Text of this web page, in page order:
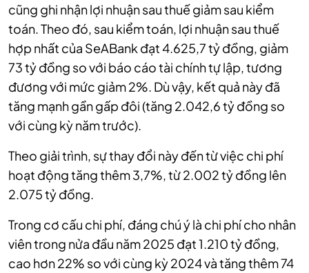
cũng ghi nhận lợi nhuận sau thuế giảm sau kiểm
toán. Theo đó, sau kiểm toán, lợi nhuận sau thuế
hợp nhất của SeABank đạt 4.625,7 tỷ đồng, giảm
73 tỷ đồng so với báo cáo tài chính tự lập, tương
đương với mức giảm 2%. Dù vậy, kết quả này đã
tăng mạnh gần gấp đôi (tăng 2.042,6 tỷ đồng so
với cùng kỳ năm trước).
Theo giải trình, sự thay đổi này đến từ việc chi phí
hoạt động tăng thêm 3,7%, từ 2.002 tỷ đồng lên
2.075 tỷ đồng.
Trong cơ cấu chi phí, đáng chú ý là chi phí cho nhân
viên trong nửa đầu năm 2025 đạt 1.210 tỷ đồng,
cao hơn 22% so với cùng kỳ 2024 và tăng thêm 74